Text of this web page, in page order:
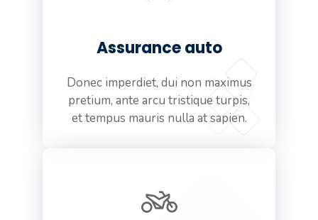
Assurance auto
Donec imperdiet, dui non maximus
pretium, ante arcu tristique turpis,
et tempus mauris nulla at sapien.